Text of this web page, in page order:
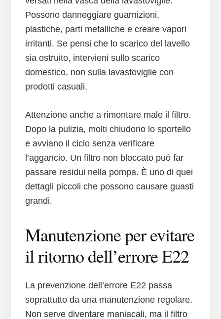
Possono danneggiare guarnizioni,
plastiche, parti metalliche e creare vapori
irritanti. Se pensi che lo scarico del lavello
sia ostruito, intervieni sullo scarico
domestico, non sulla lavastoviglie con
prodotti casuali.
Attenzione anche a rimontare male il filtro.
Dopo la pulizia, molti chiudono lo sportello
e avviano il ciclo senza verificare
l’aggancio. Un filtro non bloccato può far
passare residui nella pompa. È uno di quei
dettagli piccoli che possono causare guasti
grandi.
Manutenzione per evitare
il ritorno dell’errore E22
La prevenzione dell’errore E22 passa
soprattutto da una manutenzione regolare.
Non serve diventare maniacali, ma il filtro